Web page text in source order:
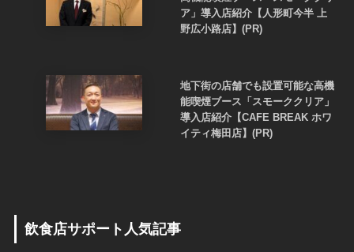
ア」導入店紹介【人形町今半 上
野広小路店】(PR)
地下街の店舗でも設置可能な高機
能喫煙ブース「スモーククリア」
導入店紹介【CAFE BREAK ホワ
イティ梅田店】(PR)
飲食店サポート人気記事